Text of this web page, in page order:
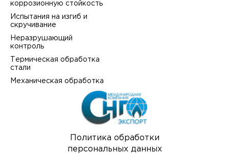
Политика обработки
персональных данных
коррозионную стойкость
Испытания на изгиб и
скручивание
Неразрушающий
контроль
Термическая обработка
стали
Механическая обработка